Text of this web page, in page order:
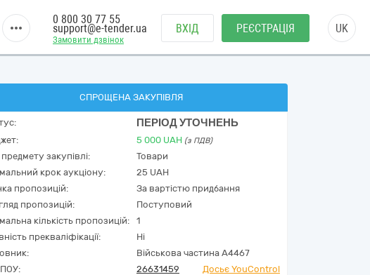
Замовити дзвінок
0 800 30 77 55
support@e-tender.ua ВХІД РЕЄСТРАЦІЯ UK
СПРОЩЕНА ЗАКУПІВЛЯ
ПЕРІОД УТОЧНЕНЬ
5 000 UAH (з ПДВ)
закупівлі:
Товари
крок аукціону:
25 UAH
пропозицій:
За вартістю придбання
пропозицій:
Поступовий
кількість пропозицій:
1
прекваліфікації:
Ні
Військова частина А4467
26631459
Досьє YouControl